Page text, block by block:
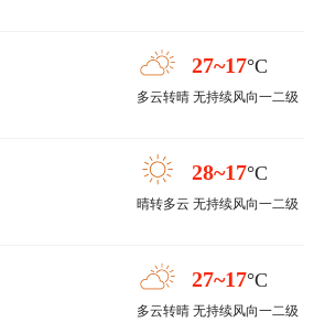
27~17°C
多云转晴 无持续风向一二级
28~17°C
晴转多云 无持续风向一二级
27~17°C
多云转晴 无持续风向一二级